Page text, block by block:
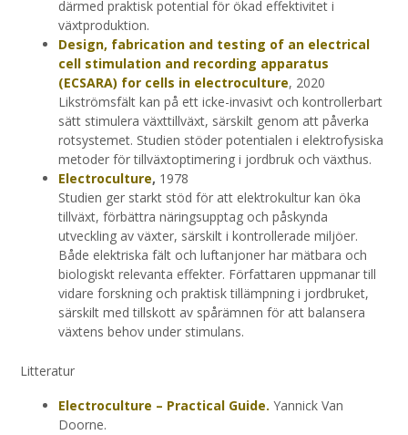
därmed praktisk potential för ökad effektivitet i
växtproduktion.
Design, fabrication and testing of an electrical
cell stimulation and recording apparatus
(ECSARA) for cells in electroculture, 2020
Likströmsfält kan på ett icke-invasivt och kontrollerbart
sätt stimulera växttillväxt, särskilt genom att påverka
rotsystemet. Studien stöder potentialen i elektrofysiska
metoder för tillväxtoptimering i jordbruk och växthus.
Electroculture, 1978
Studien ger starkt stöd för att elektrokultur kan öka
tillväxt, förbättra näringsupptag och påskynda
utveckling av växter, särskilt i kontrollerade miljöer.
Både elektriska fält och luftanjoner har mätbara och
biologiskt relevanta effekter. Författaren uppmanar till
vidare forskning och praktisk tillämpning i jordbruket,
särskilt med tillskott av spårämnen för att balansera
växtens behov under stimulans.
Litteratur
Electroculture – Practical Guide. Yannick Van
Doorne.